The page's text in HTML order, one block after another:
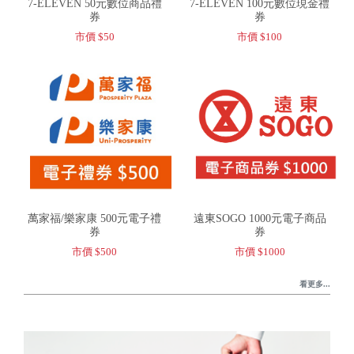
7-ELEVEN 50元數位商品禮
券
市價 $50
7-ELEVEN 100元數位現金禮
券
市價 $100
萬家福/樂家康 500元電子禮
券
市價 $500
遠東SOGO 1000元電子商品
券
市價 $1000
看更多...